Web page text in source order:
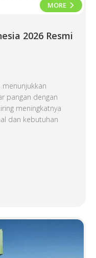
MORE
2026 Resmi
pangan dengan
meningkatnya
dan kebutuhan